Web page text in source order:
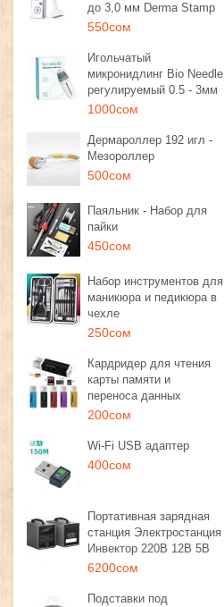
до 3,0 мм Derma Stamp
550сом
Игольчатый
микронидлинг Bio Needle
регулируемый 0.5 - 3мм
1000сом
Дермароллер 192 игл -
Мезороллер
500сом
Паяльник - Набор для
пайки
450сом
Набор инструментов для
маникюра и педикюра в
чехле
250сом
Кардридер для чтения
карты памяти и
переноса данных
200сом
Wi-Fi USB адаптер
400сом
Портативная зарядная
станция Электростанция
Инвектор 220В 12В 5В
6200сом
Подставки под